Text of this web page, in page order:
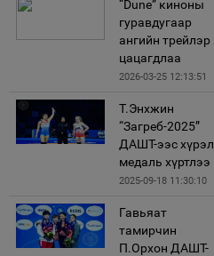
“Dune” киноны
гуравдугаар
ангийн трейлэр
цацагдлаа
2026-03-25 12:13:51
Т.Энхжин
“Загреб-2025”
ДАШТ-ээс хүрэл
медаль хүртлээ
2025-09-18 11:30:10
Гавьяат
тамирчин
П.Орхон ДАШТ-